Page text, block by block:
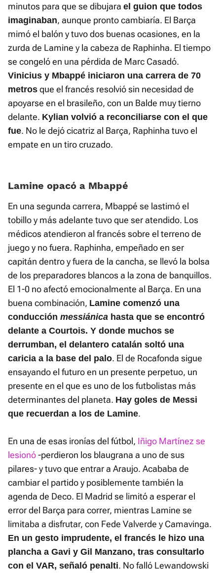
minutos para que se dibujara el guion que todos
imaginaban, aunque pronto cambiaría. El Barça
mimó el balón y tuvo dos buenas ocasiones, en la
zurda de Lamine y la cabeza de Raphinha. El tiempo
se congeló en una pérdida de Marc Casadó.
Vinicius y Mbappé iniciaron una carrera de 70
metros que el francés resolvió sin necesidad de
apoyarse en el brasileño, con un Balde muy tierno
delante. Kylian volvió a reconciliarse con el que
fue. No le dejó cicatriz al Barça, Raphinha tuvo el
empate en un tiro cruzado.
Lamine opacó a Mbappé
En una segunda carrera, Mbappé se lastimó el
tobillo y más adelante tuvo que ser atendido. Los
médicos atendieron al francés sobre el terreno de
juego y no fuera. Raphinha, empeñado en ser
capitán dentro y fuera de la cancha, se llevó la bolsa
de los preparadores blancos a la zona de banquillos.
El 1-0 no afectó emocionalmente al Barça. En una
buena combinación, Lamine comenzó una
conducción messiánica hasta que se encontró
delante a Courtois. Y donde muchos se
derrumban, el delantero catalán soltó una
caricia a la base del palo. El de Rocafonda sigue
ensayando el futuro en un presente perpetuo, un
presente en el que es uno de los futbolistas más
determinantes del planeta. Hay goles de Messi
que recuerdan a los de Lamine.
En una de esas ironías del fútbol, Iñigo Martínez se
lesionó-perdieron los blaugrana a uno de sus
pilares- y tuvo que entrar a Araujo. Acababa de
cambiar el partido y posiblemente también la
agenda de Deco. El Madrid se limitó a esperar el
error del Barça para correr, mientras Lamine se
limitaba a disfrutar, con Fede Valverde y Camavinga.
En un gesto imprudente, el francés le hizo una
plancha a Gavi y Gil Manzano, tras consultarlo
con el VAR, señaló penalti. No falló Lewandowski